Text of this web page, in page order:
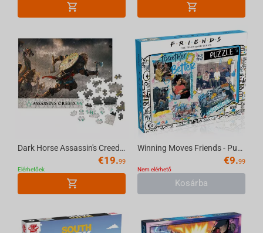
Dark Horse Assassin's Creed - Valhalla Fortress Assault Puzzle 1000 Pcs
€19.99
Elérhetőek
Winning Moves Friends - Puzzles 1000 pcs
€9.99
Nem elérhető
Kosárba